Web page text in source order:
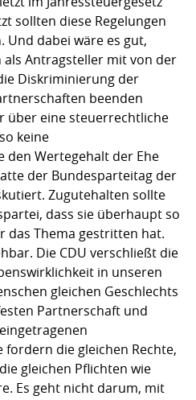
sollten diese Regelungen
Und dabei wäre es gut,
als Antragsteller mit von der
Diskriminierung der
beenden
über eine steuerrechtliche
keine
den Wertegehalt der Ehe
der Bundesparteitag der
Zugutehalten sollte
dass sie überhaupt so
das Thema gestritten hat.
Die CDU verschließt die
in unseren
gleichen Geschlechts
Partnerschaft und
fordern die gleichen Rechte,
gleichen Pflichten wie
Es geht nicht darum, mit